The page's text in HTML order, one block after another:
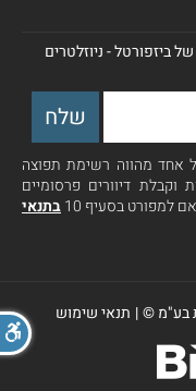
ביזפורטל - ניוזלטרים
אחד מהווה רשימת תפוצה
וקבלת דיוורים פרסומיים
למפורט בסעיף 10
בתנאי
בע"מ ©| תנאי שימוש